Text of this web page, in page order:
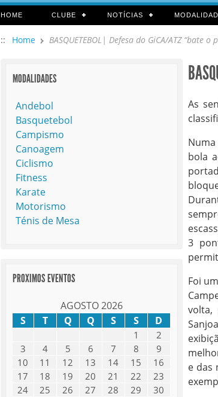
HOME CLUBE NOTÍCIAS
:: Home BASQUETEBOL| Defesa do GiCA/ATZ “bate o
As
bola
3
Foi
e das
MODALIDADES
Andebol
Basquetebol
Campismo
Canoagem
Ciclismo
Fitness
Karate
Motorismo
Ténis de Mesa
PROXIMOS EVENTOS
AGOSTO 2026
S
T Q Q S S D
1
2
3
4 5 6 7 8
9
10
11 12 13 14 15
16
17
18 19 20 21 22
23
24
25 26 27 28 29
30